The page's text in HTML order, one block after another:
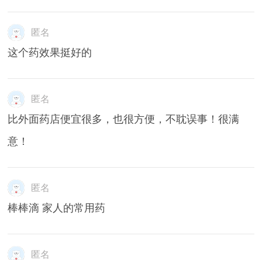
匿名
这个药效果挺好的
匿名
比外面药店便宜很多，也很方便，不耽误事！很满
意！
匿名
棒棒滴 家人的常用药
匿名